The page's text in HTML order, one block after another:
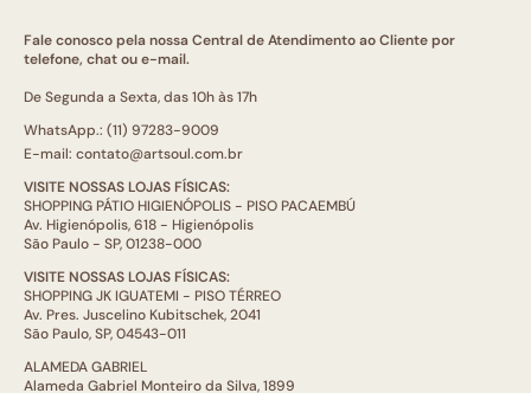
Fale conosco pela nossa Central de Atendimento ao Cliente por
telefone, chat ou e-mail.
De Segunda a Sexta, das 10h às 17h
WhatsApp.: (11) 97283-9009
E-mail: contato@artsoul.com.br
VISITE NOSSAS LOJAS FÍSICAS:
SHOPPING PÁTIO HIGIENÓPOLIS - PISO PACAEMBÚ
Av. Higienópolis, 618 - Higienópolis
São Paulo - SP, 01238-000
VISITE NOSSAS LOJAS FÍSICAS:
SHOPPING JK IGUATEMI - PISO TÉRREO
Av. Pres. Juscelino Kubitschek, 2041
São Paulo, SP, 04543-011
ALAMEDA GABRIEL
Alameda Gabriel Monteiro da Silva, 1899